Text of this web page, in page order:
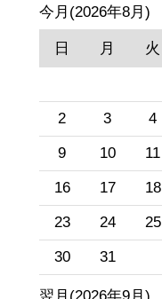
今月(2026年8月)
日 月 火
2 3 4
9 10 11
16 17 18
23 24 25
30 31